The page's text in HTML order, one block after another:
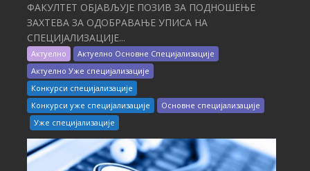
ФАКУЛТЕТ ОБЈАВЉУЈЕ ПОЗИВ ЗА ПОДНОШЕЊЕ
ЗАХТЕВА ЗА ОДОБРАВАЊЕ УПИСА НА
СПЕЦИЈАЛИЗАЦИЈЕ...
Актуелно
Актуелно Основне Специјализације
Актуелно Уже специјализације
Конкурси специјализације
Конкурси уже специјализације
Основне специјализације
Уже специјализације